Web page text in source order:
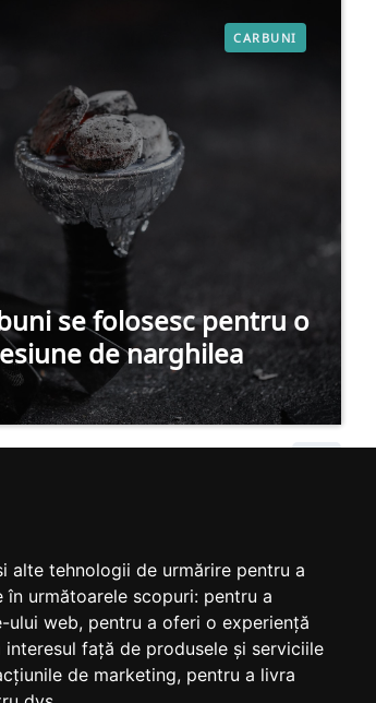
tehnologii de urmărire pentru a
următoarele scopuri: pentru a
ului web, pentru a oferi o experiență
interesul față de produsele și serviciile
de marketing, pentru a livra
CARBUNI
se folosesc pentru o
de narghilea